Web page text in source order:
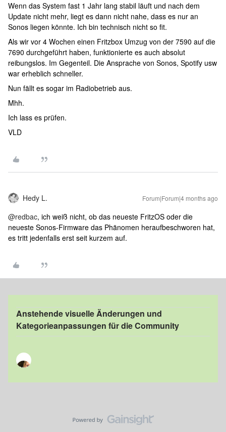
Wenn das System fast 1 Jahr lang stabil läuft und nach dem
Update nicht mehr, liegt es dann nicht nahe, dass es nur an
Sonos liegen könnte. Ich bin technisch nicht so fit.
Als wir vor 4 Wochen einen Fritzbox Umzug von der 7590 auf die
7690 durchgeführt haben, funktionierte es auch absolut
reibungslos. Im Gegenteil. Die Ansprache von Sonos, Spotify usw
war erheblich schneller.
Nun fällt es sogar im Radiobetrieb aus.
Mhh.
Ich lass es prüfen.
VLD
Hedy L. Forum|Forum|4 months ago
@redbac, ich weiß nicht, ob das neueste FritzOS oder die
neueste Sonos-Firmware das Phänomen heraufbeschworen hat,
es tritt jedenfalls erst seit kurzem auf.
Anstehende visuelle Änderungen und
Kategorieanpassungen für die Community